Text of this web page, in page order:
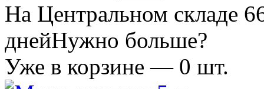
На Центральном складе
днейНужно больше?
Уже в корзине — 0 шт.